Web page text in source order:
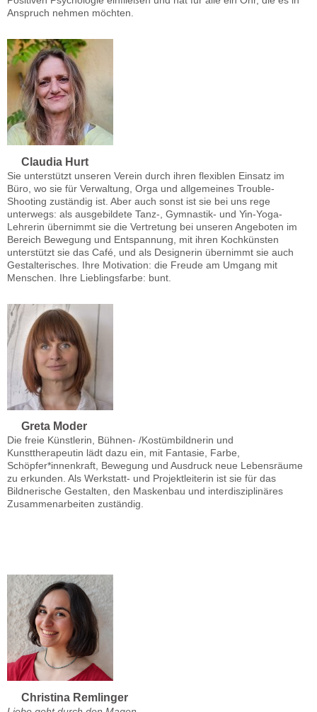
Anspruch nehmen möchten.
Claudia Hurt
Sie unterstützt unseren Verein durch ihren flexiblen Einsatz im
Büro, wo sie für Verwaltung, Orga und allgemeines Trouble-
Shooting zuständig ist. Aber auch sonst ist sie bei uns rege
unterwegs: als ausgebildete Tanz-, Gymnastik- und Yin-Yoga-
Lehrerin übernimmt sie die Vertretung bei unseren Angeboten im
Bereich Bewegung und Entspannung, mit ihren Kochkünsten
unterstützt sie das Café, und als Designerin übernimmt sie auch
Gestalterisches. Ihre Motivation: die Freude am Umgang mit
Menschen. Ihre Lieblingsfarbe: bunt.
Greta Moder
Die freie Künstlerin, Bühnen- /Kostümbildnerin und
Kunsttherapeutin lädt dazu ein, mit Fantasie, Farbe,
Schöpfer*innenkraft, Bewegung und Ausdruck neue Lebensräume
zu erkunden. Als Werkstatt- und Projektleiterin ist sie für das
Bildnerische Gestalten, den Maskenbau und interdisziplinäres
Zusammenarbeiten zuständig.
Christina Remlinger